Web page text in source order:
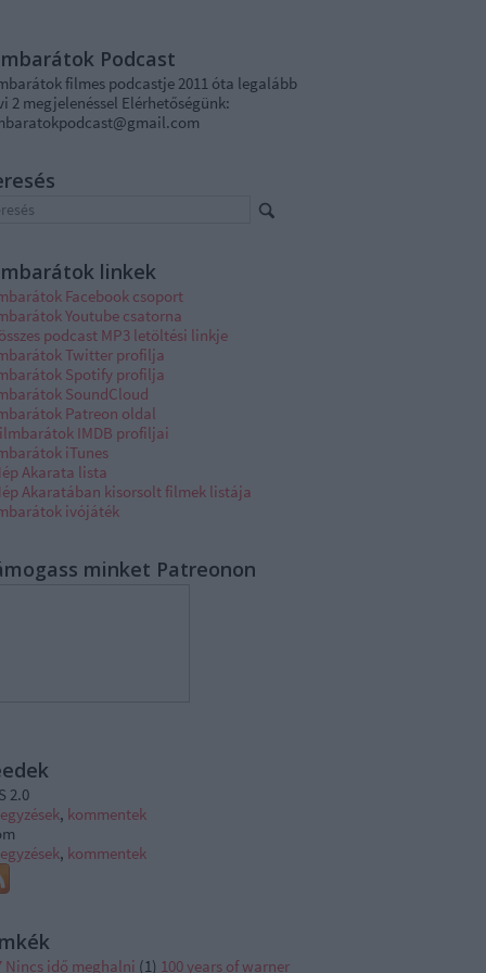
Podcast
filmes podcastje 2011 óta legalább
2 megjelenéssel Elérhetőségünk:
linkek
Facebook csoport
Youtube csatorna
podcast MP3 letöltési linkje
Twitter profilja
Spotify profilja
SoundCloud
Patreon oldal
IMDB profiljai
iTunes
Akarata lista
Akaratában kisorsolt filmek listája
ivójáték
minket Patreonon
2.0
, kommentek
, kommentek
Nincs idő meghalni (1) 100 years of warner